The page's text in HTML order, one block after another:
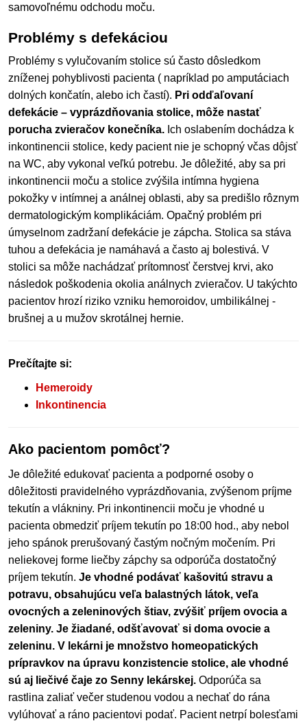
samovoľnému odchodu moču.
Problémy s defekáciou
Problémy s vylučovaním stolice sú často dôsledkom
zníženej pohyblivosti pacienta ( napríklad po amputáciach
dolných končatín, alebo ich častí). Pri odďaľovaní
defekácie – vyprázdňovania stolice, môže nastať
porucha zvieračov konečníka. Ich oslabením dochádza k
inkontinencii stolice, kedy pacient nie je schopný včas dôjsť
na WC, aby vykonal veľkú potrebu. Je dôležité, aby sa pri
inkontinencii moču a stolice zvýšila intímna hygiena
pokožky v intímnej a análnej oblasti, aby sa predišlo rôznym
dermatologickým komplikáciám. Opačný problém pri
úmyselnom zadržaní defekácie je zápcha. Stolica sa stáva
tuhou a defekácia je namáhavá a často aj bolestivá. V
stolici sa môže nachádzať prítomnosť čerstvej krvi, ako
následok poškodenia okolia análnych zvieračov. U takýchto
pacientov hrozí riziko vzniku hemoroidov, umbilikálnej -
brušnej a u mužov skrotálnej hernie.
Prečítajte si:
Hemeroidy
Inkontinencia
Ako pacientom pomôcť?
Je dôležité edukovať pacienta a podporné osoby o
dôležitosti pravidelného vyprázdňovania, zvýšenom príjme
tekutín a vlákniny. Pri inkontinencii moču je vhodné u
pacienta obmedziť príjem tekutín po 18:00 hod., aby nebol
jeho spánok prerušovaný častým nočným močením. Pri
neliekovej forme liečby zápchy sa odporúča dostatočný
príjem tekutín. Je vhodné podávať kašovitú stravu a
potravu, obsahujúcu veľa balastných látok, veľa
ovocných a zeleninových štiav, zvýšiť príjem ovocia a
zeleniny. Je žiadané, odšťavovať si doma ovocie a
zeleninu. V lekárni je množstvo homeopatických
prípravkov na úpravu konzistencie stolice, ale vhodné
sú aj liečivé čaje zo Senny lekárskej. Odporúča sa
rastlina zaliať večer studenou vodou a nechať do rána
vylúhovať a ráno pacientovi podať. Pacient netrpí bolesťami